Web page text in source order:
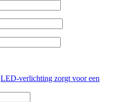
LED-verlichting zorgt voor een